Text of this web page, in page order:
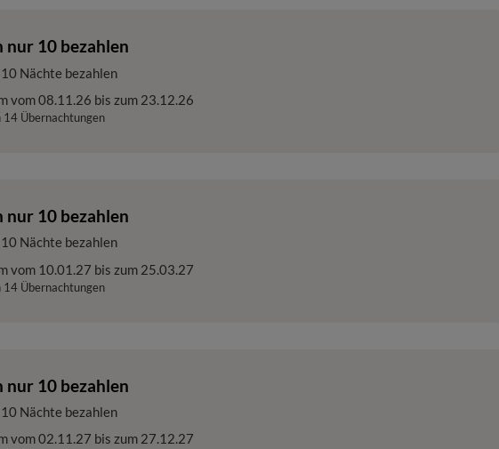
nur 10 bezahlen
Nächte bezahlen
vom08.11.26 bis zum 23.12.26
14 Übernachtungen
nur 10 bezahlen
Nächte bezahlen
vom 10.01.27 bis zum 25.03.27
14 Übernachtungen
nur 10 bezahlen
Nächte bezahlen
vom02.11.27 bis zum 27.12.27